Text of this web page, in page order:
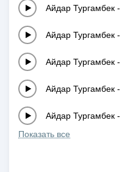
Айдар Тургамбек -
Айдар Тургамбек -
Айдар Тургамбек -
Айдар Тургамбек -
Айдар Тургамбек -
Показать все